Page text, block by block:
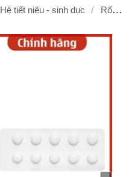
Hệ tiết niệu - sinh dục /
Rối loạn